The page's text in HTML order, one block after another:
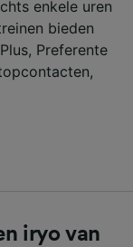
enkele uren
bieden
Preferente
iryo van